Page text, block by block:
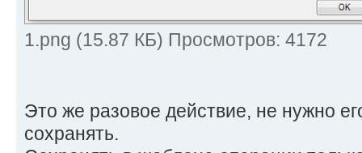
1.png (15.87 КБ) Просмотров: 4172
Это же разовое действие, не нужно
сохранять.